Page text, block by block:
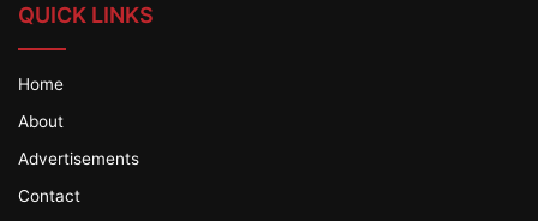
QUICK LINKS
Home
About
Advertisements
Contact